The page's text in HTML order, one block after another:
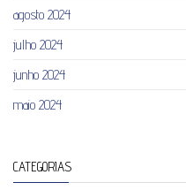
agosto 2024
julho 2024
junho 2024
maio 2024
CATEGORIAS